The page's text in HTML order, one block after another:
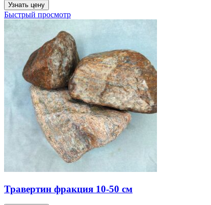
Узнать цену
Быстрый просмотр
Травертин фракция 10-50 см